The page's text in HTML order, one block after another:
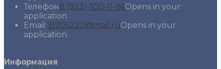
Телефон8 (922)-100-11-96Opens in your
application
Email:31705220@mail.ruOpens in your
application
Информация